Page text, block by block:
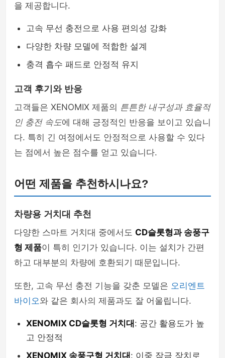
을 제공합니다.
고속 무선 충전으로 사용 편의성 강화
다양한 차량 모델에 적합한 설계
충격 흡수 패드로 안정적 유지
고객 후기와 반응
고객들은 XENOMIX 제품의 튼튼한 내구성과 효율적
인 충전 속도에 대해 긍정적인 반응을 보이고 있습니
다. 특히 긴 여정에서도 안정적으로 사용할 수 있다
는 점에서 높은 점수를 얻고 있습니다.
어떤 제품을 추천하시나요?
차량용 거치대 추천
다양한 스마트 거치대 중에서도 CD슬롯형과 송풍구
형 제품이 특히 인기가 있습니다. 이는 설치가 간편
하고 대부분의 차량에 호환되기 때문입니다.
또한, 고속 무선 충전 기능을 갖춘 모델은 오리엔트
바이오와 같은 회사의 제품과도 잘 어울립니다.
XENOMIX CD슬롯형 거치대 : 공간 활용도가 높
고 안정적
XENOMIX 송풍구형 거치대 : 이중 잠금 장치로